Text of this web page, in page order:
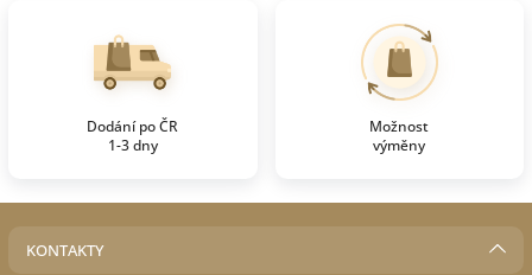
Dodání po ČR
1-3 dny
Možnost
výměny
KONTAKTY